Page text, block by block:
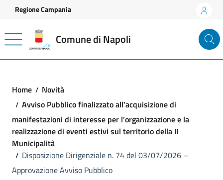
Vai ai contenuti
Vai al footer
Regione Campania
Comune di Napoli
Home
Novità
Avviso Pubblico finalizzato all’acquisizione di
manifestazioni di interesse per l’organizzazione e la
realizzazione di eventi estivi sul territorio della II
Municipalità
Disposizione Dirigenziale n. 74 del 03/07/2026 –
Approvazione Avviso Pubblico